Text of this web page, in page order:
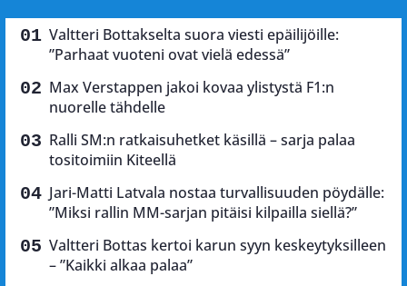
Valtteri Bottakselta suora viesti epäilijöille:
”Parhaat vuoteni ovat vielä edessä”
Max Verstappen jakoi kovaa ylistystä F1:n
nuorelle tähdelle
Ralli SM:n ratkaisuhetket käsillä – sarja palaa
tositoimiin Kiteellä
Jari-Matti Latvala nostaa turvallisuuden pöydälle:
”Miksi rallin MM-sarjan pitäisi kilpailla siellä?”
Valtteri Bottas kertoi karun syyn keskeytyksilleen
– ”Kaikki alkaa palaa”